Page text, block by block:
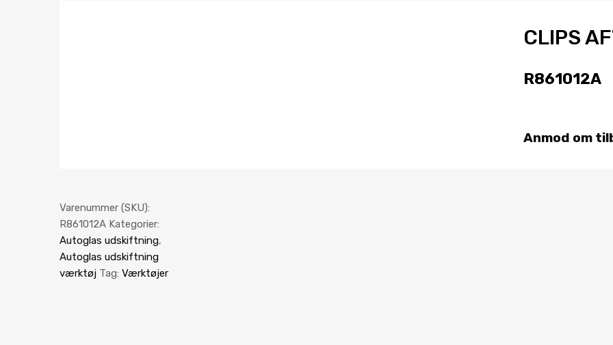
CLIPS
R861012A
Anmod om
Varenummer (SKU):
R861012A Kategorier:
Autoglas udskiftning,
Autoglas udskiftning
værktøj Tag: Værktøjer